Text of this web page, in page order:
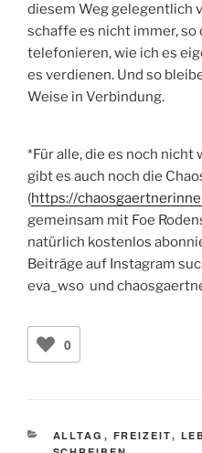
diesem Weg gelegentlich
schaffe es nicht immer, so
telefonieren, wie ich es
es verdienen. Und so
Weise in Verbindung.
*Für alle, die es noch nicht
gibt es auch noch die
(https://
gemeinsam mit Foe
natürlich kostenlos
Beiträge auf Instagram
eva_wso und
0
KATEGORIEN
ALLTAG , FREIZEIT,